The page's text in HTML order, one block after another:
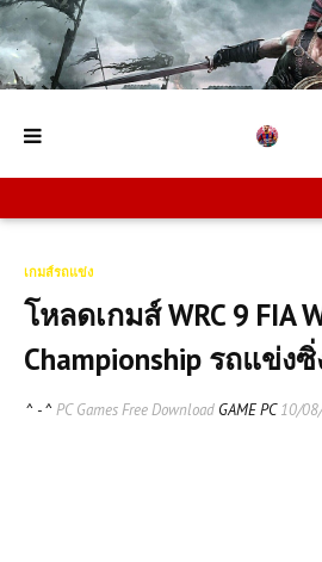
เกมส์รถแข่ง
โหลดเกมส์ WRC 9 FIA
Championship รถแข่งซิ่
^ - ^ PC Games Free Download GAME PC10/